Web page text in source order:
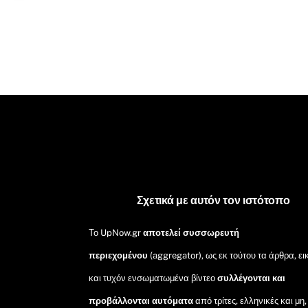
Σχετικά με αυτόν τον ιστότοπο
Το UpNow.grαποτελεί συσσωρευτή
περιεχομένου (aggregator), ως εκ τούτου τα άρθρα,
και τυχόν ενσωματωμένα βίντεοσυλλέγονται και
προβάλλονται αυτόματααπό τρίτες, ελληνικές και μη,